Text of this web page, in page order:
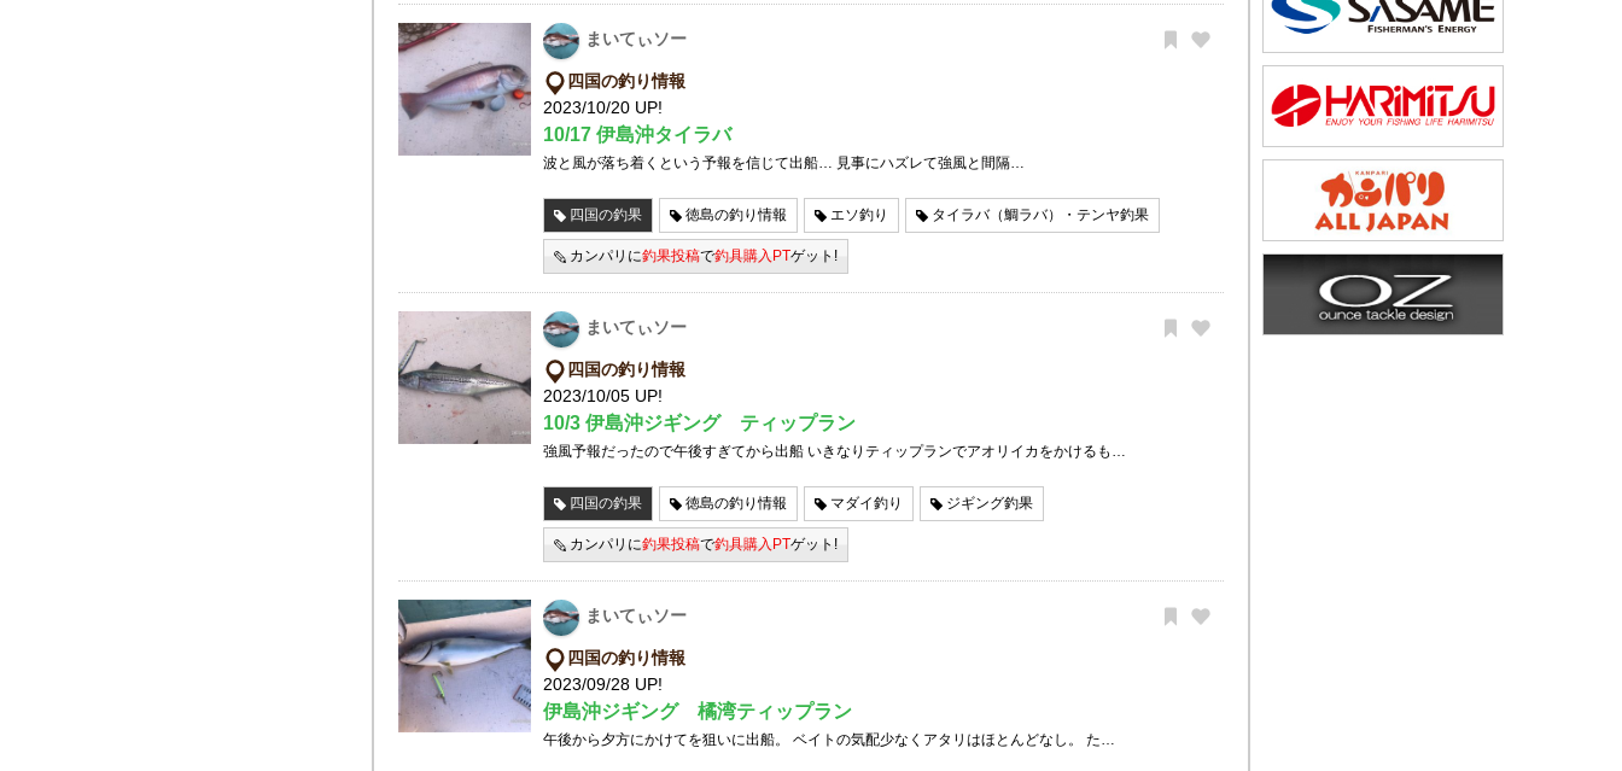
まいてぃソー
四国の釣り情報
2023/10/20 UP!
10/17 伊島沖タイラバ
波と風が落ち着くという予報を信じて出船… 見事にハズレて強風と間隔…
四国の釣果 徳島の釣り情報 エソ釣り タイラバ（鯛ラバ）・テンヤ釣果
カンパリに釣果投稿で釣具購入PTゲット!
まいてぃソー
四国の釣り情報
2023/10/05 UP!
10/3 伊島沖ジギング ティップラン
強風予報だったので午後すぎてから出船 いきなりティップランでアオリイカをかけるも…
四国の釣果 徳島の釣り情報 マダイ釣り ジギング釣果
カンパリに釣果投稿で釣具購入PTゲット!
まいてぃソー
四国の釣り情報
2023/09/28 UP!
伊島沖ジギング 橘湾ティップラン
午後から夕方にかけてを狙いに出船。 ベイトの気配少なくアタリはほとんどなし。 た…